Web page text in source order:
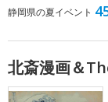
静岡県の夏イベント
北斎漫画＆